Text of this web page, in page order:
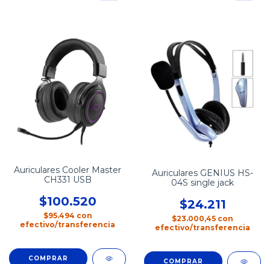
Auriculares Cooler Master
CH331 USB
$100.520
$95.494 con
efectivo/transferencia
Auriculares GENIUS HS-
04S single jack
$24.211
$23.000,45 con
efectivo/transferencia